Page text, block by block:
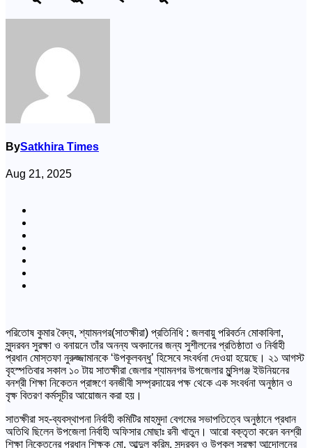
BySatkhira Times
Aug 21, 2025
পরিতোষ কুমার বৈদ্য, শ্যামনগর(সাতক্ষীরা) প্রতিনিধি : জলবায়ু পরিবর্তন মোকাবিলা,
সুন্দরবন সুরক্ষা ও বনায়নে তাঁর অনন্য অবদানের জন্য সুশীলনের প্রতিষ্ঠাতা ও নির্বাহী
প্রধান মোস্তফা নুরুজ্জামানকে ‘উপকূলবন্ধু’ হিসেবে সংবর্ধনা দেওয়া হয়েছে। ২১ আগস্ট
বৃহস্পতিবার সকাল ১০ টায় সাতক্ষীরা জেলার শ্যামনগর উপজেলার মুন্সিগঞ্জ ইউনিয়নের
বনশ্রী শিক্ষা নিকেতন প্রাঙ্গণে বনজীবী সম্প্রদায়ের পক্ষ থেকে এক সংবর্ধনা অনুষ্ঠান ও
বৃক্ষ বিতরণ কর্মসূচীর আয়োজন করা হয়।
সাতক্ষীরা সহ-ব্যবস্থাপনা নির্বাহী কমিটির মাহমুদা বেগমের সভাপতিত্বে অনুষ্ঠানে প্রধান
অতিথি ছিলেন উপজেলা নির্বাহী অফিসার মোছাঃ রনী খাতুন। আরো বক্তৃতা করেন বনশ্রী
শিক্ষা নিকেতনের প্রধান শিক্ষক মো. আব্দুল করিম, সুন্দরবন ও উপকূল সুরক্ষা আন্দোলনের